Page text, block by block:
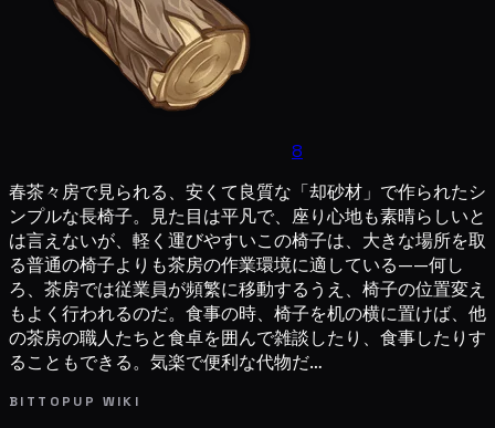
8
春茶々房で見られる、安くて良質な「却砂材」で作られたシ
ンプルな長椅子。見た目は平凡で、座り心地も素晴らしいと
は言えないが、軽く運びやすいこの椅子は、大きな場所を取
る普通の椅子よりも茶房の作業環境に適している——何し
ろ、茶房では従業員が頻繁に移動するうえ、椅子の位置変え
もよく行われるのだ。食事の時、椅子を机の横に置けば、他
の茶房の職人たちと食卓を囲んで雑談したり、食事したりす
ることもできる。気楽で便利な代物だ…
BITTOPUP WIKI